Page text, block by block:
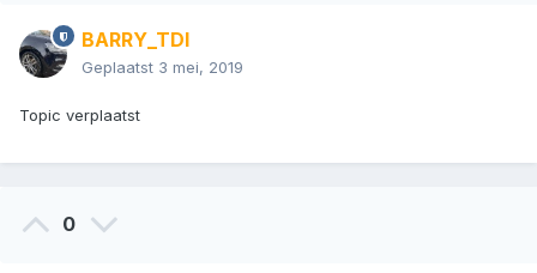
BARRY_TDI
Geplaatst 3 mei, 2019
Topic verplaatst
0